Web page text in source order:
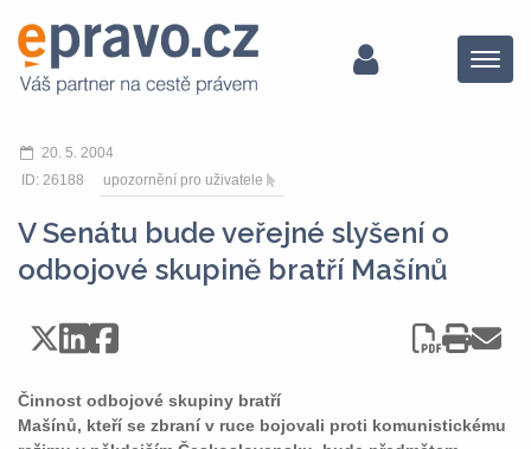
Menu
20. 5. 2004
ID: 26188
upozornění pro uživatele
V Senátu bude veřejné slyšení o
odbojové skupině bratří Mašínů
Činnost odbojové skupiny bratří
Mašínů, kteří se zbraní v ruce bojovali proti komunistickému